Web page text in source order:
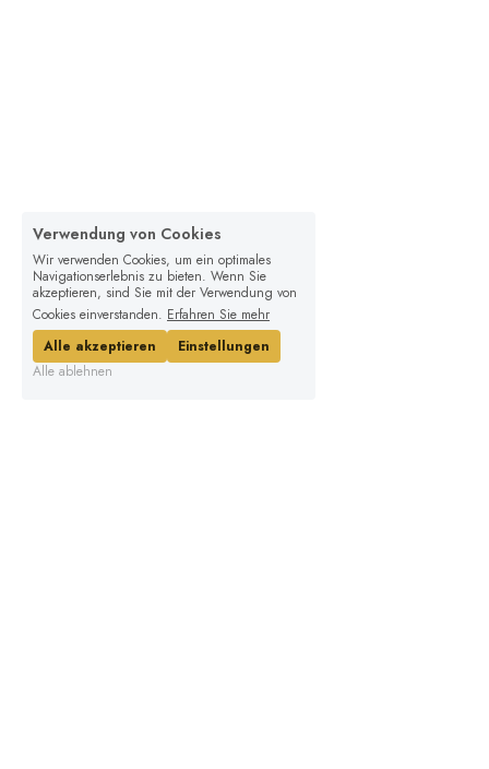
Verwendung von Cookies
Wir verwenden Cookies, um ein optimales
Navigationserlebnis zu bieten. Wenn Sie
akzeptieren, sind Sie mit der Verwendung von
Cookies einverstanden. Erfahren Sie mehr
Alle akzeptieren
Einstellungen
Alle ablehnen